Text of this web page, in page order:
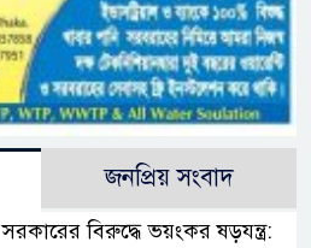
জনপ্রিয় সংবাদ
সরকারের বিরুদ্ধে ভয়ংকর ষড়যন্ত্র: